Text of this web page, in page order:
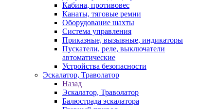
Кабина, противовес
Канаты, тяговые ремни
Оборудование шахты
Система управления
Приказные, вызывные, индикаторы
Пускатели, реле, выключатели
автоматические
Устройства безопасности
Эскалатор, Траволатор
Назад
Эскалатор, Траволатор
Балюстрада эскалатора